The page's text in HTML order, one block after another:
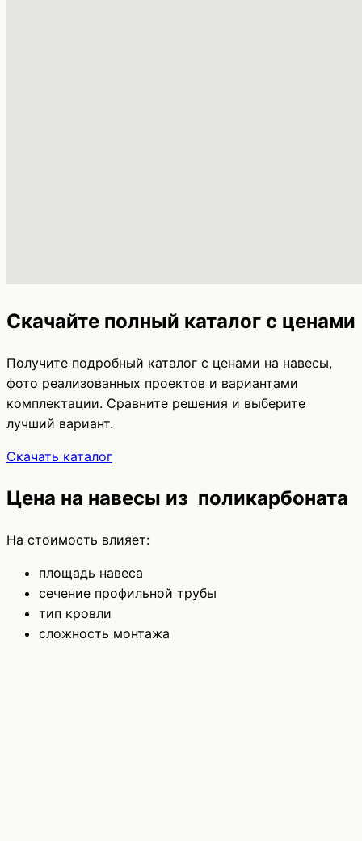
Скачайте полный каталог с ценами
Получите подробный каталог с ценами на навесы,
фото реализованных проектов и вариантами
комплектации. Сравните решения и выберите
лучший вариант.
Скачать каталог
Цена на навесы из поликарбоната
На стоимость влияет:
площадь навеса
сечение профильной трубы
тип кровли
сложность монтажа